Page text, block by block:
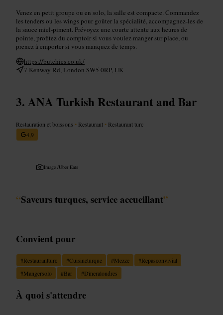
Venez en petit groupe ou en solo, la salle est compacte. Commandez
les tenders ou les wings pour goûter la spécialité, accompagnez-les de
la sauce miel-piment. Prévoyez une courte attente aux heures de
pointe, profitez du comptoir si vous voulez manger sur place, ou
prenez à emporter si vous manquez de temps.
https://butchies.co.uk/
7 Kenway Rd, London SW5 0RP, UK
ANA Turkish Restaurant and Bar
Restauration et boissons • Restaurant • Restaurant turc
4,9
Image /Uber Eats
“Saveurs turques, service accueillant”
Convient pour
#Restaurantturc #Cuisineturque #Mezze #Repasconvivial
#Mangersolo #Bar #Dîneralondres
À quoi s'attendre